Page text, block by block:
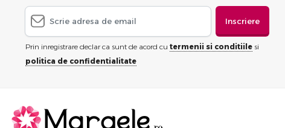
Inscriere
Prin inregistrare declar ca sunt de acord cu termenii si conditiile si
politica de confidentialitate